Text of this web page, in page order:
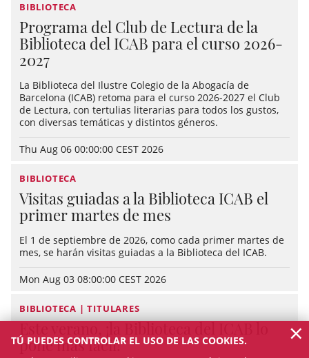
BIBLIOTECA
Programa del Club de Lectura de la
Biblioteca del ICAB para el curso 2026-
2027
La Biblioteca del Ilustre Colegio de la Abogacía de
Barcelona (ICAB) retoma para el curso 2026-2027 el Club
de Lectura, con tertulias literarias para todos los gustos,
con diversas temáticas y distintos géneros.
Thu Aug 06 00:00:00 CEST 2026
BIBLIOTECA
Visitas guiadas a la Biblioteca ICAB el
primer martes de mes
El 1 de septiembre de 2026, como cada primer martes de
mes, se harán visitas guiadas a la Biblioteca del ICAB.
Mon Aug 03 08:00:00 CEST 2026
BIBLIOTECA | TITULARES
pone más fácil!
TÚ PUEDES CONTROLAR EL USO DE LAS COOKIES.
×